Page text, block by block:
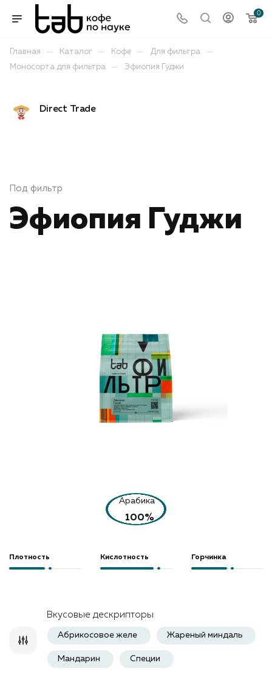
0
Главная — Каталог — Кофе — Для фильтра —
Моносорта для фильтра — Эфиопия Гуджи
Direct Trade
Под фильтр
Эфиопия Гуджи
Арабика
Плотность Кислотность Горчинка
Вкусовые дескрипторы
Абрикосовое желе жареный миндаль
мандарин специи